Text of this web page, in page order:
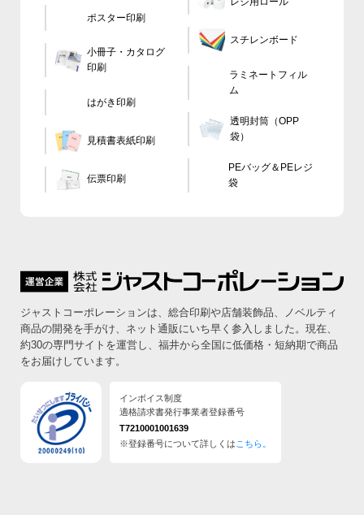
ポスター印刷
小冊子・カタログ
印刷
はがき印刷
見積書表紙印刷
伝票印刷
レジ用ロール
スチレンボード
ラミネートフィル
ム
透明封筒（OPP
袋）
PEバッグ＆PEレジ
袋
ジャストコーポレーションは、総合印刷や店舗装飾品、ノベルティ
商品の開発を手がけ、ネット通販にいち早く参入しました。 現在、
約30の専門サイトを運営し、福井から全国に低価格・短納期で商品
をお届けしています。
インボイス制度
適格請求書発行事業者登録番号
T7210001001639
※登録番号について詳しくはこちら。